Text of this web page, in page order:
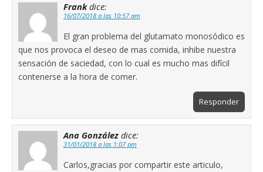
Frank dice:
16/07/2018 a las 10:57 am
El gran problema del glutamato monosódico es
que nos provoca el deseo de mas comida, inhibe nuestra
sensación de saciedad, con lo cual es mucho mas difícil
contenerse a la hora de comer.
Responder
Ana González dice:
31/01/2018 a las 1:07 pm
Carlos,gracias por compartir este articulo,